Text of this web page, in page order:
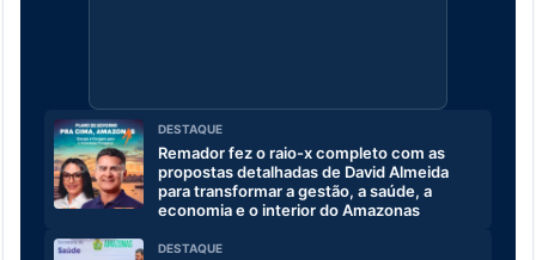
DESTAQUE
Remador fez o raio-x completo com as
propostas detalhadas de David Almeida
para transformar a gestão, a saúde, a
economia e o interior do Amazonas
DESTAQUE